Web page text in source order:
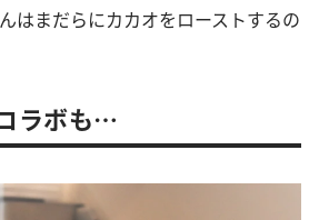
はまだらにカカオをローストするの
ラボも…